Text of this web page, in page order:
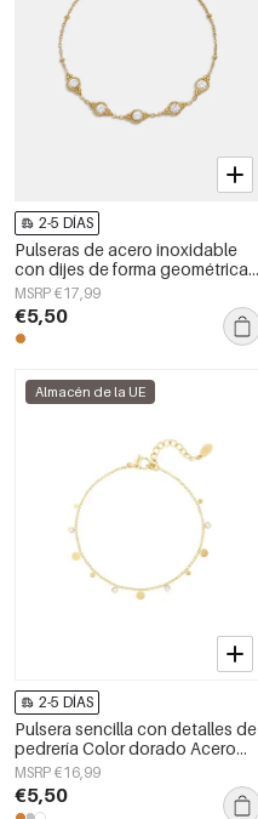
2-5 DÍAS
Pulseras de acero inoxidable
con dijes de forma geométrica,
sencillas, de la serie Daily
Simple, joyería para mujer.
MSRP €17,99
€5,50
Almacén de la UE
2-5 DÍAS
Pulsera sencilla con detalles de
pedrería Color dorado Acero
inoxidable
MSRP €16,99
€5,50